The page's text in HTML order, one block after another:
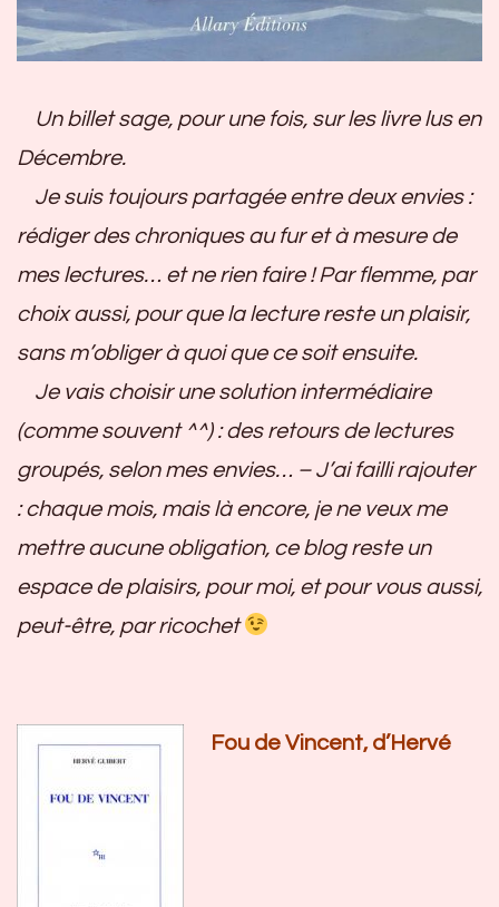
Un billet sage, pour une fois, sur les livre lus en
Décembre.
Je suis toujours partagée entre deux envies :
rédiger des chroniques au fur et à mesure de
mes lectures… et ne rien faire ! Par flemme, par
choix aussi, pour que la lecture reste un plaisir,
sans m’obliger à quoi que ce soit ensuite.
Je vais choisir une solution intermédiaire
(comme souvent ^^) : des retours de lectures
groupés, selon mes envies… – J’ai failli rajouter
: chaque mois, mais là encore, je ne veux me
mettre aucune obligation, ce blog reste un
espace de plaisirs, pour moi, et pour vous aussi,
peut-être, par ricochet
Fou de Vincent, d’Hervé